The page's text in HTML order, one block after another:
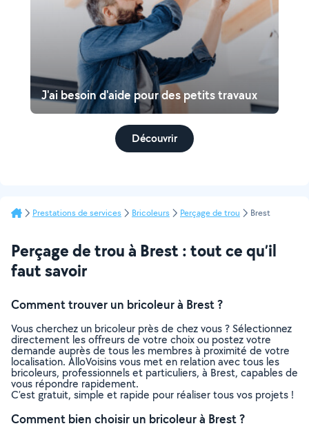
J'ai besoin d'aide pour des petits travaux
Découvrir
Prestations de services Bricoleurs Perçage de trou Brest
Perçage de trou à Brest : tout ce qu’il
faut savoir
Comment trouver un bricoleur à Brest ?
Vous cherchez un bricoleur près de chez vous ? Sélectionnez
directement les offreurs de votre choix ou postez votre
demande auprès de tous les membres à proximité de votre
localisation. AlloVoisins vous met en relation avec tous les
bricoleurs, professionnels et particuliers, à Brest, capables de
vous répondre rapidement.
C’est gratuit, simple et rapide pour réaliser tous vos projets !
Comment bien choisir un bricoleur à Brest ?